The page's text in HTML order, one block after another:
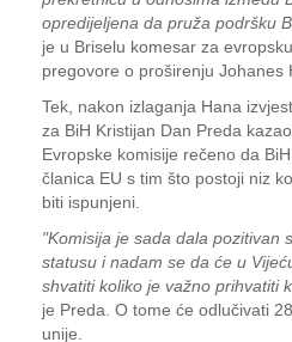
opredijeljena da pruža podršku
je u Briselu komesar za
pregovore o proširenju Johanes
Tek, nakon izlaganja Hana
za BiH Kristijan Dan Preda
Evropske komisije rečeno da
članica EU s tim što postoji niz
biti ispunjeni.
"Komisija je sada dala pozitivan
statusu i nadam se da će u
shvatiti koliko je važno prihvatiti
je Preda. O tome će odlučivati
unije.